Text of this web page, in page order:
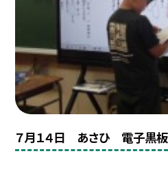
７月１４日 あさひ 電子黒